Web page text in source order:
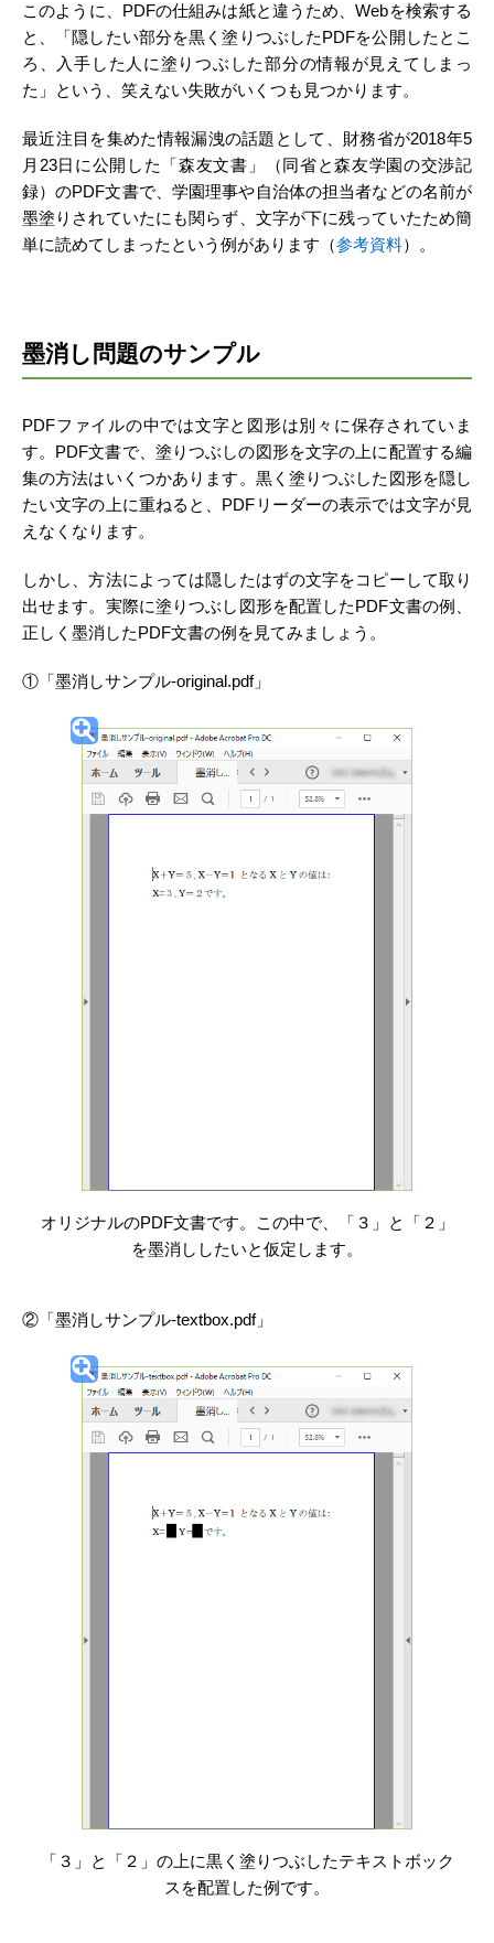
このように、PDFの仕組みは紙と違うため、Webを検索する
と、「隠したい部分を黒く塗りつぶしたPDFを公開したとこ
ろ、入手した人に塗りつぶした部分の情報が見えてしまっ
た」という、笑えない失敗がいくつも見つかります。
最近注目を集めた情報漏洩の話題として、財務省が2018年5
月23日に公開した「森友文書」（同省と森友学園の交渉記
録）のPDF文書で、学園理事や自治体の担当者などの名前が
墨塗りされていたにも関らず、文字が下に残っていたため簡
単に読めてしまったという例があります（参考資料）。
墨消し問題のサンプル
PDFファイルの中では文字と図形は別々に保存されていま
す。PDF文書で、塗りつぶしの図形を文字の上に配置する編
集の方法はいくつかあります。黒く塗りつぶした図形を隠し
たい文字の上に重ねると、PDFリーダーの表示では文字が見
えなくなります。
しかし、方法によっては隠したはずの文字をコピーして取り
出せます。実際に塗りつぶし図形を配置したPDF文書の例、
正しく墨消したPDF文書の例を見てみましょう。
①「墨消しサンプル-original.pdf」
オリジナルのPDF文書です。この中で、「３」と「２」
を墨消ししたいと仮定します。
②「墨消しサンプル-textbox.pdf」
「３」と「２」の上に黒く塗りつぶしたテキストボック
スを配置した例です。